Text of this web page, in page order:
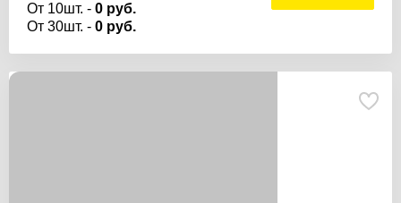
От 10шт. - 0 руб.
От 30шт. - 0 руб.